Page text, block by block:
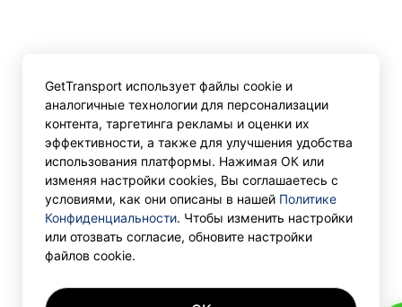
GetTransport использует файлы cookie и
аналогичные технологии для персонализации
контента, таргетинга рекламы и оценки их
эффективности, а также для улучшения удобства
использования платформы. Нажимая ОК или
изменяя настройки cookies, Вы соглашаетесь с
условиями, как они описаны в нашей Политике
Конфиденциальности. Чтобы изменить настройки
или отозвать согласие, обновите настройки
файлов cookie.